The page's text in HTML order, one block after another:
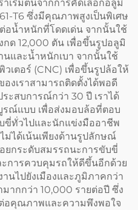
เริ่มต้นจากการคัดเลือกอลูมิ
T6 ซึ่งมีคุณภาพสูงเป็นพิเศษ
อน้ำหนักที่โดดเด่น จากนั้นใช้
ด 12,000 ตัน เพื่อขึ้นรูปอลูมิ
และน้ำหนักเบา จากนั้นใช้
เตอร์ (CNC) เพื่อขึ้นรูปล้อให้
งเราสามารถติดตั้งได้พอดี
ะสบการณ์กว่า 30 ปี เราได้
ณ์แบบ เพื่อส่งมอบล้อที่ตอบ
ขี่ทั่วไปและนักแข่งมืออาชีพ
ม่ได้เน้นเพียงด้านรูปลักษณ์
ยกระดับสมรรถนะการขับขี่
การควบคุมรถให้ดีขึ้นอีกด้วย
านไปยังเมืองและภูมิภาคกว่า
ากกว่า 10,000 รายต่อปี ซึ่ง
อคุณภาพและความพึงพอใจ